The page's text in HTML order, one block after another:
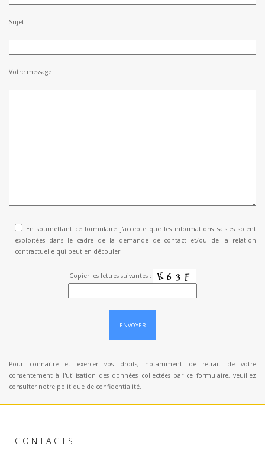
Sujet
Votre message
En soumettant ce formulaire j'accepte que les informations saisies soient
exploitées dans le cadre de la demande de contact et/ou de la relation
contractuelle qui peut en découler.
Copier les lettres suivantes :
Pour connaître et exercer vos droits, notamment de retrait de votre
consentement à l'utilisation des données collectées par ce formulaire, veuillez
consulter notre politique de confidentialité.
CONTACTS